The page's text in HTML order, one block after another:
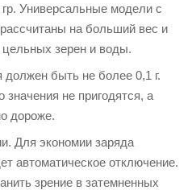
Универсальные модели с
на больший вес и
зерен и воды.
должен быть не более 0,1 г.
значения не пригодятся, а
дороже.
Для экономии заряда
автоматическое отключение.
зрение в затемненных